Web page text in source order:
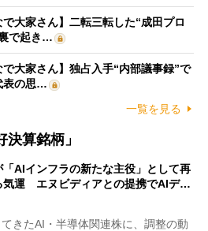
で大家さん】二転三転した“成田プロ
で起き…
で大家さん】独占入手“内部議事録”で
表の思…
一覧を見る
算銘柄」
「AIインフラの新たな主役」として再
気運 エヌビディアとの提携でAIデ…
きたAI・半導体関連株に、調整の動